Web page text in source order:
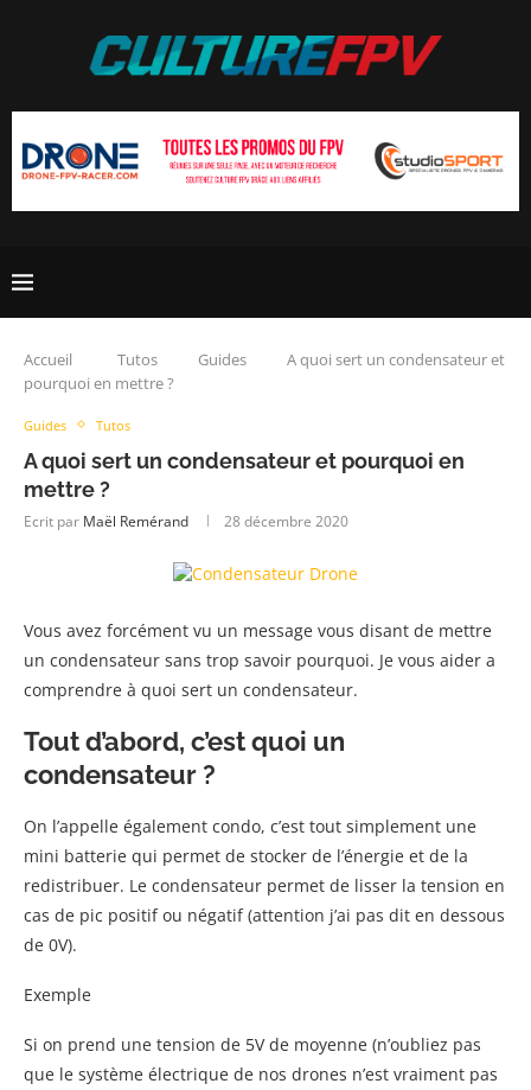
Accueil Tutos Guides
A quoi sert un condensateur et
pourquoi en mettre ?
Guides Tutos
A quoi sert un condensateur et pourquoi en
mettre ?
Ecrit par Maël Remérand 28 décembre 2020
Vous avez forcément vu un message vous disant de mettre
un condensateur sans trop savoir pourquoi. Je vous aider a
comprendre à quoi sert un condensateur.
Tout d’abord, c’est quoi un
condensateur ?
On l’appelle également condo, c’est tout simplement une
mini batterie qui permet de stocker de l’énergie et de la
redistribuer. Le condensateur permet de lisser la tension en
cas de pic positif ou négatif (attention j’ai pas dit en dessous
de 0V).
Exemple
Si on prend une tension de 5V de moyenne (n’oubliez pas
que le système électrique de nos drones n’est vraiment pas